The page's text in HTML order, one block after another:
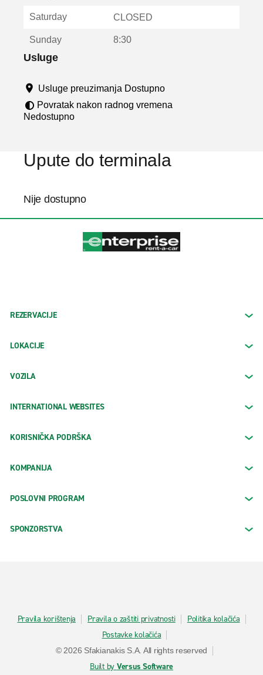
u
Saturday CLOSED
Sunday 8:30
Usluge
Usluge preuzimanja Dostupno
Povratak nakon radnog vremena
Nedostupno
Upute do terminala
Nije dostupno
REZERVACIJE
LOKACIJE
VOZILA
INTERNATIONAL WEBSITES
KORISNIČKA PODRŠKA
KOMPANIJA
POSLOVNI PROGRAM
SPONZORSTVA
Pravila korištenja Pravila o zaštiti privatnosti
Politika kolačića
Postavke kolačića
© 2026 Sfakianakis S.A. All rights reserved
Built by Versus Software